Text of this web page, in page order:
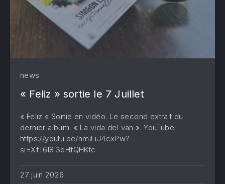
news
« Feliz » sortie le 7 Juillet
« Feliz « Sortie en vidéo. Le second extrait du
dernier album: « La vida del van ». YouTube:
https://youtu.be/nmiLiJ4cxPw?
si=XfT6I8i3eHfQHKtc
27 juin 2026